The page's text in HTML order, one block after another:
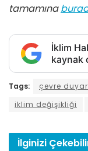
tamamına
İklim
kaynak
Tags: çevre
iklim değişikliği
İlginizi